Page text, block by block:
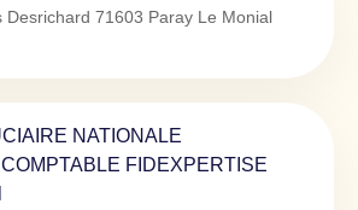
Desrichard 71603 Paray Le Monial
NATIONALE
FIDEXPERTISE